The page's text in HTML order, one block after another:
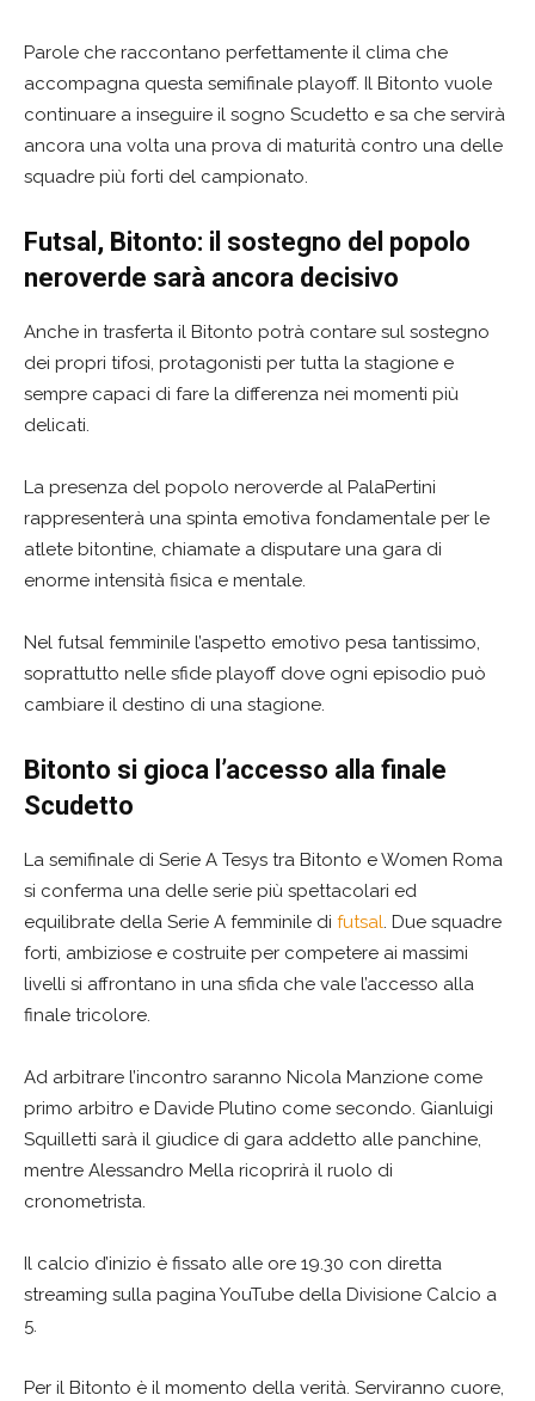
Parole che raccontano perfettamente il clima che
accompagna questa semifinale playoff. Il Bitonto vuole
continuare a inseguire il sogno Scudetto e sa che servirà
ancora una volta una prova di maturità contro una delle
squadre più forti del campionato.
Futsal, Bitonto: il sostegno del popolo
neroverde sarà ancora decisivo
Anche in trasferta il Bitonto potrà contare sul sostegno
dei propri tifosi, protagonisti per tutta la stagione e
sempre capaci di fare la differenza nei momenti più
delicati.
La presenza del popolo neroverde al PalaPertini
rappresenterà una spinta emotiva fondamentale per le
atlete bitontine, chiamate a disputare una gara di
enorme intensità fisica e mentale.
Nel futsal femminile l’aspetto emotivo pesa tantissimo,
soprattutto nelle sfide playoff dove ogni episodio può
cambiare il destino di una stagione.
Bitonto si gioca l’accesso alla finale
Scudetto
La semifinale di Serie A Tesys tra Bitonto e Women Roma
si conferma una delle serie più spettacolari ed
equilibrate della Serie A femminile di futsal. Due squadre
forti, ambiziose e costruite per competere ai massimi
livelli si affrontano in una sfida che vale l’accesso alla
finale tricolore.
Ad arbitrare l’incontro saranno Nicola Manzione come
primo arbitro e Davide Plutino come secondo. Gianluigi
Squilletti sarà il giudice di gara addetto alle panchine,
mentre Alessandro Mella ricoprirà il ruolo di
cronometrista.
Il calcio d’inizio è fissato alle ore 19.30 con diretta
streaming sulla pagina YouTube della Divisione Calcio a
5.
Per il Bitonto è il momento della verità. Serviranno cuore,